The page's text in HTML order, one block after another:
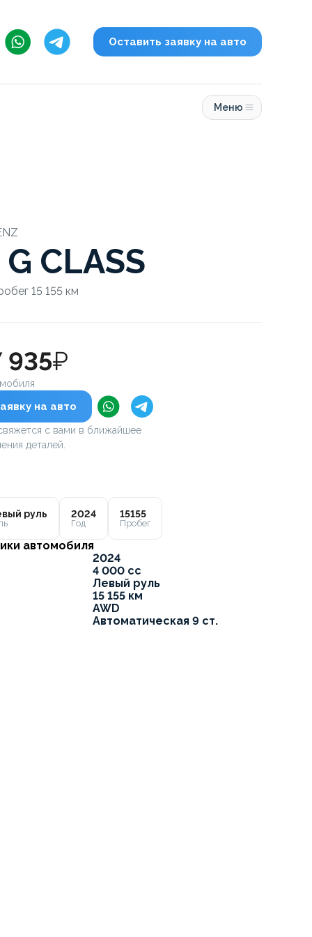
Оставить заявку на авто
Меню
CLASS
15 155 км
935₽
на авто
с вами в ближайшее
деталей.
руль 2024
Год
15155
Пробег
автомобиля
2024
4 000 cc
Левый руль
15 155 км
AWD
Автоматическая 9 ст.